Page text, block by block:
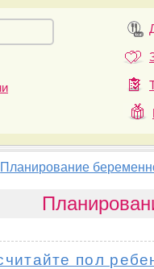
Планирование
пол